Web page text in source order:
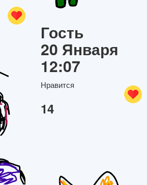
Гость
20 Января
12:07
Нравится
14